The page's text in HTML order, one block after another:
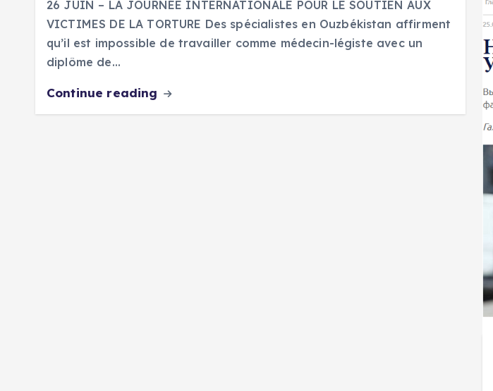
26 JUIN – LA JOURNÉE INTERNATIONALE POUR LE SOUTIEN AUX
VICTIMES DE LA TORTURE Des spécialistes en Ouzbékistan affirment
qu’il est impossible de travailler comme médecin-légiste avec un
diplôme de…
Continue reading